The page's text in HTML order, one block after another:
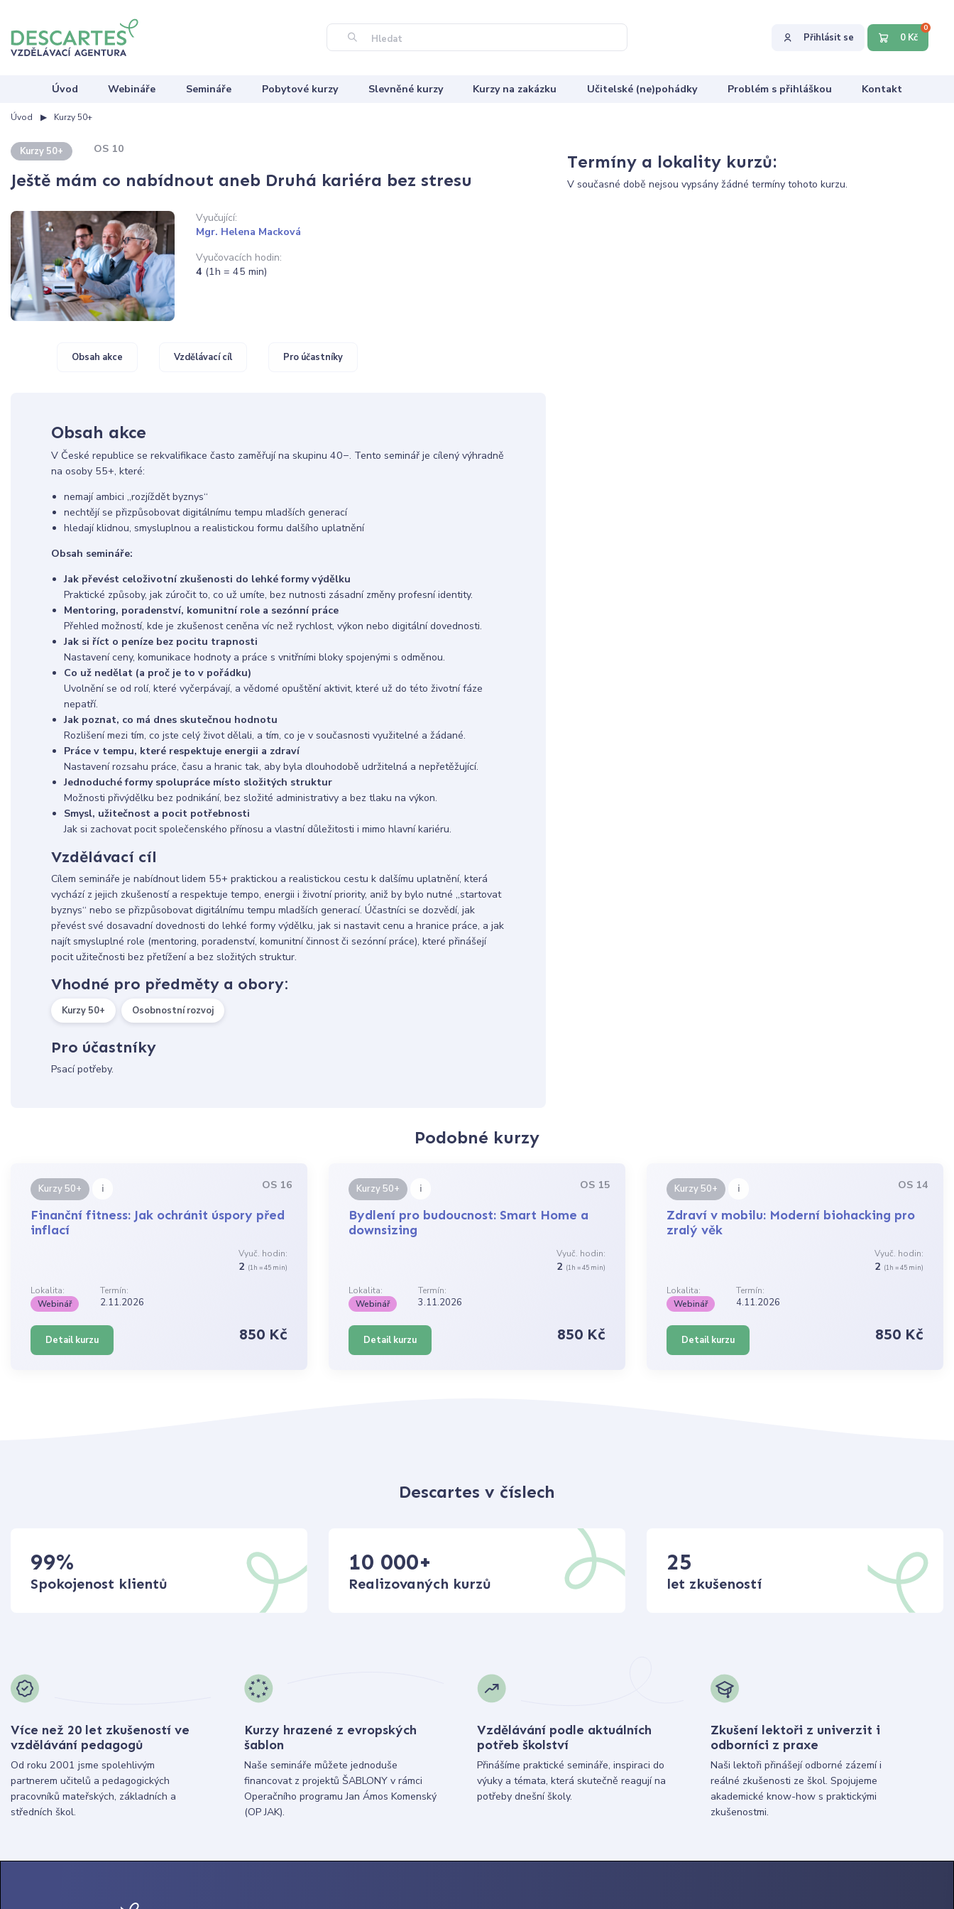
Hledat Přihlásit se 0 Kč
0
Úvod Webináře Semináře Pobytové kurzy Slevněné kurzy Kurzy na zakázku Učitelské (ne)pohádky Problém s přihláškou Kontakt
Úvod Kurzy 50+
Kurzy 50+ OS 10
Ještě mám co nabídnout aneb Druhá kariéra bez stresu
Vyučující:
Mgr. Helena Macková
Vyučovacích hodin:
4 (1h = 45 min)
Obsah akce Vzdělávací cíl Pro účastníky
Obsah akce
V České republice se rekvalifikace často zaměřují na skupinu 40−. Tento seminář je cílený výhradně
na osoby 55+, které:
nemají ambici „rozjíždět byznys“
nechtějí se přizpůsobovat digitálnímu tempu mladších generací
hledají klidnou, smysluplnou a realistickou formu dalšího uplatnění
Obsah semináře:
Jak převést celoživotní zkušenosti do lehké formy výdělku
Praktické způsoby, jak zúročit to, co už umíte, bez nutnosti zásadní změny profesní identity.
Mentoring, poradenství, komunitní role a sezónní práce
Přehled možností, kde je zkušenost ceněna víc než rychlost, výkon nebo digitální dovednosti.
Jak si říct o peníze bez pocitu trapnosti
Nastavení ceny, komunikace hodnoty a práce s vnitřními bloky spojenými s odměnou.
Co už nedělat (a proč je to v pořádku)
Uvolnění se od rolí, které vyčerpávají, a vědomé opuštění aktivit, které už do této životní fáze
nepatří.
Jak poznat, co má dnes skutečnou hodnotu
Rozlišení mezi tím, co jste celý život dělali, a tím, co je v současnosti využitelné a žádané.
Práce v tempu, které respektuje energii a zdraví
Nastavení rozsahu práce, času a hranic tak, aby byla dlouhodobě udržitelná a nepřetěžující.
Jednoduché formy spolupráce místo složitých struktur
Možnosti přivýdělku bez podnikání, bez složité administrativy a bez tlaku na výkon.
Smysl, užitečnost a pocit potřebnosti
Jak si zachovat pocit společenského přínosu a vlastní důležitosti i mimo hlavní kariéru.
Vzdělávací cíl
Cílem semináře je nabídnout lidem 55+ praktickou a realistickou cestu k dalšímu uplatnění, která
vychází z jejich zkušeností a respektuje tempo, energii i životní priority, aniž by bylo nutné „startovat
byznys“ nebo se přizpůsobovat digitálnímu tempu mladších generací. Účastníci se dozvědí, jak
převést své dosavadní dovednosti do lehké formy výdělku, jak si nastavit cenu a hranice práce, a jak
najít smysluplné role (mentoring, poradenství, komunitní činnost či sezónní práce), které přinášejí
pocit užitečnosti bez přetížení a bez složitých struktur.
Vhodné pro předměty a obory:
Kurzy 50+ Osobnostní rozvoj
Pro účastníky
Psací potřeby.
Termíny a lokality kurzů:
V současné době nejsou vypsány žádné termíny tohoto kurzu.
Podobné kurzy
Kurzy 50+ i OS 16
Finanční fitness: Jak ochránit úspory před
inflací
Vyuč. hodin:
2 (1h = 45 min)
Lokalita:
Termín:
Webinář
2.11.2026
Detail kurzu 850 Kč
Kurzy 50+ i OS 15
Bydlení pro budoucnost: Smart Home a
downsizing
Vyuč. hodin:
2 (1h = 45 min)
Lokalita:
Termín:
Webinář
3.11.2026
Detail kurzu 850 Kč
Kurzy 50+ i OS 14
Zdraví v mobilu: Moderní biohacking pro
zralý věk
Vyuč. hodin:
2 (1h = 45 min)
Lokalita:
Termín:
Webinář
4.11.2026
Detail kurzu 850 Kč
Descartes v číslech
99%
Spokojenost klientů
10 000+
Realizovaných kurzů
25
let zkušeností
Více než 20 let zkušeností ve
vzdělávání pedagogů
Od roku 2001 jsme spolehlivým
partnerem učitelů a pedagogických
pracovníků mateřských, základních a
středních škol.
Kurzy hrazené z evropských
šablon
Naše semináře můžete jednoduše
financovat z projektů ŠABLONY v rámci
Operačního programu Jan Ámos Komenský
(OP JAK).
Vzdělávání podle aktuálních
potřeb školství
Přinášíme praktické semináře, inspiraci do
výuky a témata, která skutečně reagují na
potřeby dnešní školy.
Zkušení lektoři z univerzit i
odborníci z praxe
Naši lektoři přinášejí odborné zázemí i
reálné zkušenosti ze škol. Spojujeme
akademické know-how s praktickými
zkušenostmi.